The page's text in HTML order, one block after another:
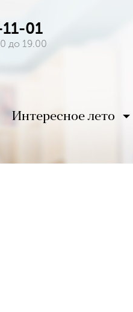
01
до 19.00
Интересное лето